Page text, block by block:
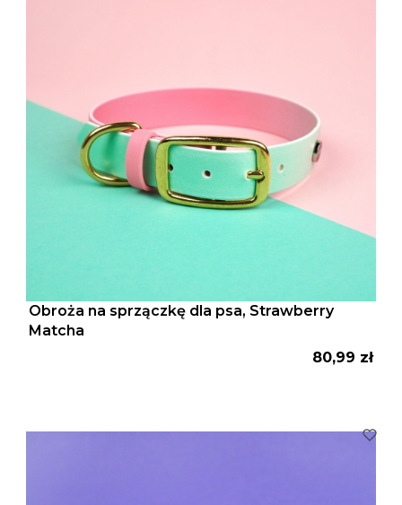
Obroża na sprzączkę dla psa, Strawberry
Matcha
Cena
80,99 zł